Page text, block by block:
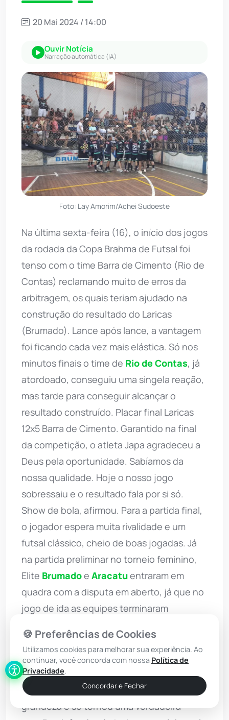
20 Mai 2024 / 14:00
Ouvir Notícia
Narração automática (IA)
Foto: Lay Amorim/Achei Sudoeste
Na última sexta-feira (16), o início dos jogos
da rodada da Copa Brahma de Futsal foi
tenso com o time Barra de Cimento (Rio de
Contas) reclamando muito de erros da
arbitragem, os quais teriam ajudado na
construção do resultado do Laricas
(Brumado). Lance após lance, a vantagem
foi ficando cada vez mais elástica. Só nos
minutos finais o time de Rio de Contas, já
atordoado, conseguiu uma singela reação,
mas tarde para conseguir alcançar o
resultado construído. Placar final Laricas
12x5 Barra de Cimento. Garantido na final
da competição, o atleta Japa agradeceu a
Deus pela oportunidade. Sabíamos da
nossa qualidade. Hoje o nosso jogo
sobressaiu e o resultado fala por si só.
Show de bola, afirmou. Para a partida final,
o jogador espera muita rivalidade e um
futsal clássico, cheio de boas jogadas. Já
na partida preliminar no torneio feminino,
Elite Brumadoe Aracatuentraram em
quadra com a disputa em aberto, já que no
jogo de ida as equipes terminaram
para o Elite, que viu logo no início as
meninas de Aracatu abrirem o placar. Foram
várias tentativas de igualar o resultado, mas
a galera do Aracatu estava em um dia de
grandeza e se tornou uma verdadeira
🍪 Preferências de Cookies
Utilizamos cookies para melhorar sua experiência. Ao
continuar, você concorda com nossa Política de
Privacidade.
Concordar e Fechar